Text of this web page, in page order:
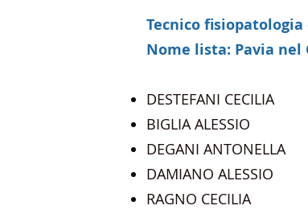
Tecnico
Nome lista: Pavia nel
DESTEFANI CECILIA
BIGLIA ALESSIO
DEGANI ANTONELLA
DAMIANO ALESSIO
RAGNO CECILIA